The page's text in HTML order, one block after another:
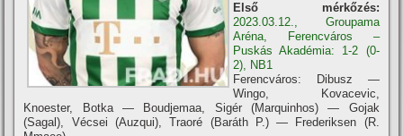
Első mérkőzés:
2023.03.12., Groupama
Aréna, Ferencváros –
Puskás Akadémia: 1-2 (0-
2), NB1
Ferencváros: Dibusz —
Wingo, Kovacevic,
Knoester, Botka — Boudjemaa, Sigér (Marquinhos) — Gojak
(Sagal), Vécsei (Auzqui), Traoré (Baráth P.) — Frederiksen (R.